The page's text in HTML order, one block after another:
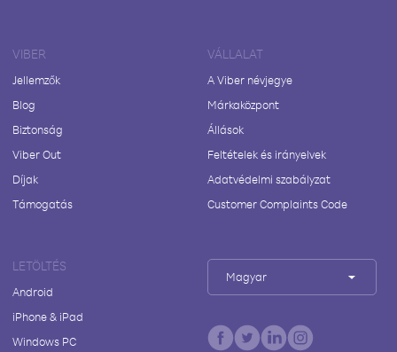
VIBER
Jellemzők
Blog
Biztonság
Viber Out
Díjak
Támogatás
VÁLLALAT
A Viber névjegye
Márkaközpont
Állások
Feltételek és irányelvek
Adatvédelmi szabályzat
Customer Complaints Code
LETÖLTÉS
Android
iPhone & iPad
Windows PC
Magyar